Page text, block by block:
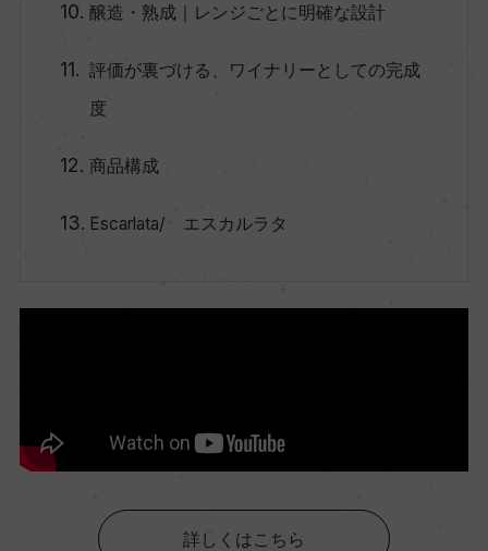
醸造・熟成｜レンジごとに明確な設計
評価が裏づける、ワイナリーとしての完成
度
商品構成
Escarlata/ エスカルラタ
詳しくはこちら